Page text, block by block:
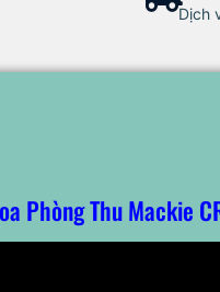
Dịch
Phòng Thu Mackie